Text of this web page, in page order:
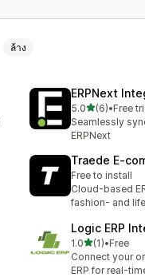
ล้าง
ERPNext
5.0เต็ม 5 ดาว
(6)
ทั้งหมด 6 รีวิว
•Free
Seamlessly
ERPNext
Traede
Free to install
Cloud-based
fashion- and
Logic ERP
1.0เต็ม 5 ดาว
(1)
ทั้งหมด 1 รีวิว
•Free
Connect your
ERP for real-